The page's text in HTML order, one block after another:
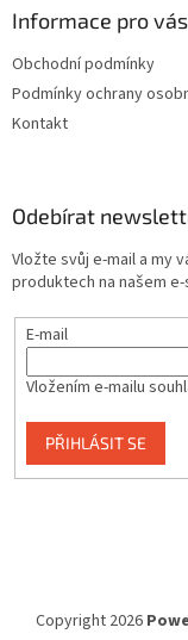
Informace pro vás
Obchodní podmínky
Podmínky ochrany
Kontakt
Odebírat
Vložte svůj e-mail a my
produktech na našem e-
E-mail
Vložením e-mailu
PŘIHLÁSIT SE
Copyright 2026